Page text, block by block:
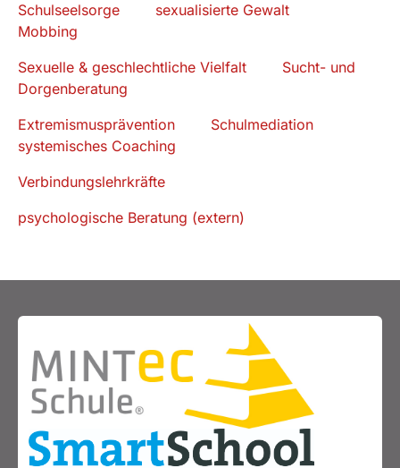
Schulseelsorge
sexualisierte Gewalt
Mobbing
Sexuelle & geschlechtliche Vielfalt
Sucht- und
Dorgenberatung
Extremismusprävention
Schulmediation
systemisches Coaching
Verbindungslehrkräfte
psychologische Beratung (extern)